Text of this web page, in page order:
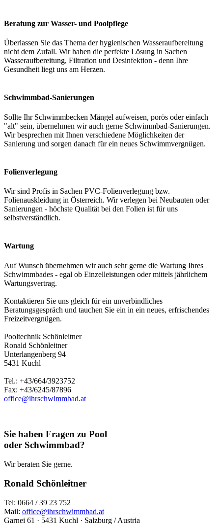
Beratung zur Wasser- und Poolpflege
Überlassen Sie das Thema der hygienischen Wasseraufbereitung
nicht dem Zufall. Wir haben die perfekte Lösung in Sachen
Wasseraufbereitung, Filtration und Desinfektion - denn Ihre
Gesundheit liegt uns am Herzen.
Schwimmbad-Sanierungen
Sollte Ihr Schwimmbecken Mängel aufweisen, porös oder einfach
"alt" sein, übernehmen wir auch gerne Schwimmbad-Sanierungen.
Wir besprechen mit Ihnen verschiedene Möglichkeiten der
Sanierung und sorgen danach für ein neues Schwimmvergnügen.
Folienverlegung
Wir sind Profis in Sachen PVC-Folienverlegung bzw.
Folienauskleidung in Österreich. Wir verlegen bei Neubauten oder
Sanierungen - höchste Qualität bei den Folien ist für uns
selbstverständlich.
Wartung
Auf Wunsch übernehmen wir auch sehr gerne die Wartung Ihres
Schwimmbades - egal ob Einzelleistungen oder mittels jährlichem
Wartungsvertrag.
Kontaktieren Sie uns gleich für ein unverbindliches
Beratungsgespräch und tauchen Sie ein in ein neues, erfrischendes
Freizeitvergnügen.
Pooltechnik Schönleitner
Ronald Schönleitner
Unterlangenberg 94
5431 Kuchl
Tel.: +43/664/3923752
Fax: +43/6245/87896
office@ihrschwimmbad.at
Sie haben Fragen zu Pool
oder Schwimmbad?
Wir beraten Sie gerne.
Ronald Schönleitner
Tel: 0664 / 39 23 752
Mail: office@ihrschwimmbad.at
Garnei 61 · 5431 Kuchl · Salzburg / Austria